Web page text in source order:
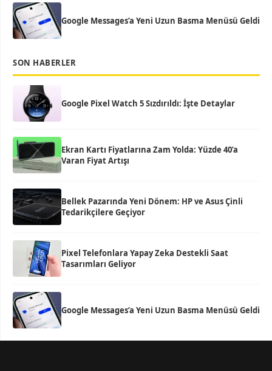
Google Messages’a Yeni Uzun Basma Menüsü Geldi
SON HABERLER
Google Pixel Watch 5 Sızdırıldı: İşte Detaylar
Ekran Kartı Fiyatlarına Zam Yolda: Yüzde 40’a
Varan Fiyat Artışı
Bellek Pazarında Yeni Dönem: HP ve Asus Çinli
Tedarikçilere Geçiyor
Pixel Telefonlara Yapay Zeka Destekli Saat
Tasarımları Geliyor
Google Messages’a Yeni Uzun Basma Menüsü Geldi